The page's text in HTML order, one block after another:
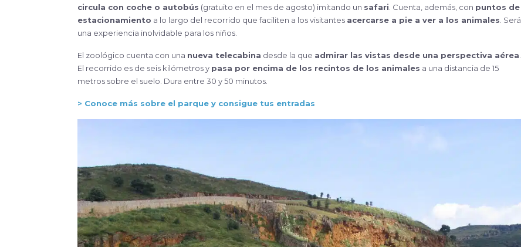
circula con coche o autobús (gratuito en el mes de agosto) imitando un safari . Cuenta, además, con puntos de
estacionamiento a lo largo del recorrido que faciliten a los visitantes acercarse a pie a ver a los animales . Será
una experiencia inolvidable para los niños.
El zoológico cuenta con una nueva telecabina desde la que admirar las vistas desde una perspectiva aérea
El recorrido es de seis kilómetros y pasa por encima de los recintos de los animales a una distancia de 15
metros sobre el suelo. Dura entre 30 y 50 minutos.
> Conoce más sobre el parque y consigue tus entradas